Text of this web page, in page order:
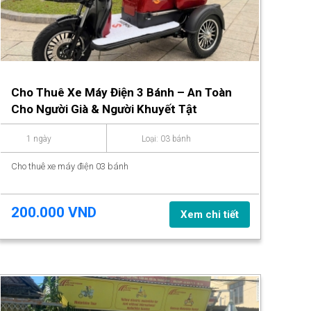
Cho Thuê Xe Máy Điện 3 Bánh – An Toàn
Cho Người Già & Người Khuyết Tật
1 ngày Loại: 03 bánh
Cho thuê xe máy điện 03 bánh
200.000 VND Xem chi tiết